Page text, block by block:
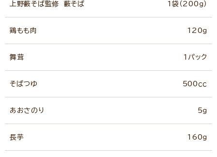
上野藪そば監修 藪そば 1袋（200ｇ）
鶏もも肉 120ｇ
舞茸 1パック
そばつゆ 500ｃｃ
あおさのり 5ｇ
長芋 160ｇ